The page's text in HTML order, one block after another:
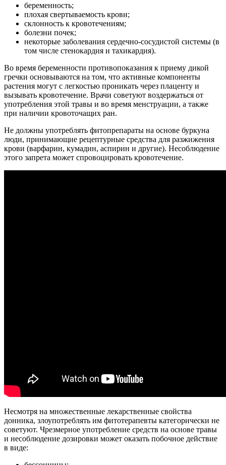
беременность;
плохая свертываемость крови;
склонность к кровотечениям;
болезни почек;
некоторые заболевания сердечно-сосудистой системы (в
том числе стенокардия и тахикардия).
Во время беременности противопоказания к приему дикой
гречки основываются на том, что активные компоненты
растения могут с легкостью проникать через плаценту и
вызывать кровотечение. Врачи советуют воздержаться от
употребления этой травы и во время менструации, а также
при наличии кровоточащих ран.
Не должны употреблять фитопрепараты на основе буркуна
люди, принимающие рецептурные средства для разжижения
крови (варфарин, кумадин, аспирин и другие). Несоблюдение
этого запрета может спровоцировать кровотечение.
Несмотря на множественные лекарственные свойства
донника, злоупотреблять им фитотерапевты категорически не
советуют. Чрезмерное употребление средств на основе травы
и несоблюдение дозировки может оказать побочное действие
в виде: